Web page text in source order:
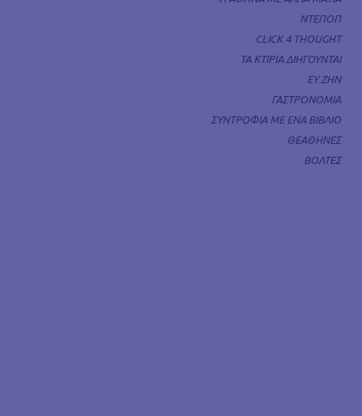
ΝΤΕΠΟΠ
CLICK 4 THOUGHT
ΤΑ ΚΤΙΡΙΑ ΔΙΗΓΟΥΝΤΑΙ
ΕΥ ΖΗΝ
ΓΑΣΤΡΟΝΟΜΙΑ
ΣΥΝΤΡΟΦΙΑ ΜΕ ΕΝΑ ΒΙΒΛΙΟ
ΘΕΑΘΗΝΕΣ
ΒΟΛΤΕΣ